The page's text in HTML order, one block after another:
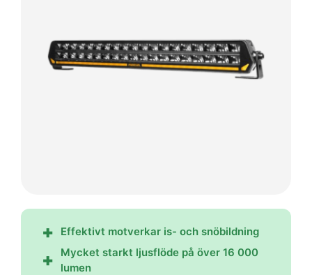
Effektivt motverkar is- och snöbildning
Mycket starkt ljusflöde på över 16 000
lumen